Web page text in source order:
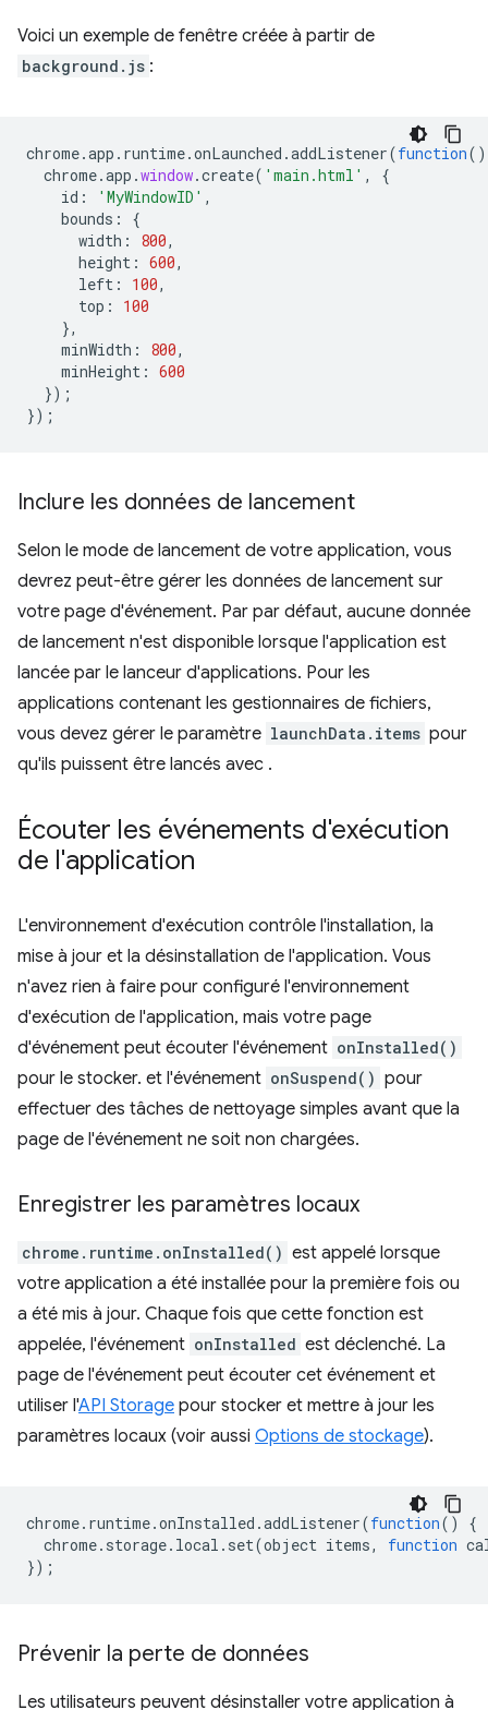
Voici un exemple de fenêtre créée à partir de
background.js :
chrome.app . runtime.onLaunched .addListener(function()
chrome.app .window.create( 'main.html' ,
{
id : 'MyWindowID' ,
bounds :
{
width : 800,
height : 600,
left : 100,
top :
100
},
minWidth : 800,
minHeight : 600
});
});
Inclure les données de lancement
Selon le mode de lancement de votre application, vous
devrez peut-être gérer les données de lancement sur
votre page d'événement. Par par défaut, aucune donnée
de lancement n'est disponible lorsque l'application est
lancée par le lanceur d'applications. Pour les
applications contenant les gestionnaires de fichiers,
vous devez gérer le paramètre launchData.items pour
qu'ils puissent être lancés avec .
Écouter les événements d'exécution
de l'application
L'environnement d'exécution contrôle l'installation, la
mise à jour et la désinstallation de l'application. Vous
n'avez rien à faire pour configuré l'environnement
d'exécution de l'application, mais votre page
d'événement peut écouter l'événement onInstalled()
pour le stocker. et l'événement onSuspend() pour
effectuer des tâches de nettoyage simples avant que la
page de l'événement ne soit non chargées.
Enregistrer les paramètres locaux
chrome.runtime.onInstalled() est appelé lorsque
votre application a été installée pour la première fois ou
a été mis à jour. Chaque fois que cette fonction est
appelée, l'événement onInstalled est déclenché. La
page de l'événement peut écouter cet événement et
utiliser l'API Storage pour stocker et mettre à jour les
paramètres locaux (voir aussi Options de stockage).
chrome. runtime.onInstalled .addListener(function()
{
chrome. storage. local . set(object items, function
});
Prévenir la perte de données
Les utilisateurs peuvent désinstaller votre application à